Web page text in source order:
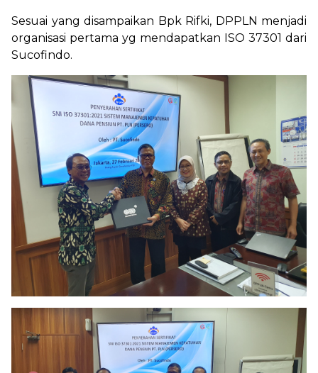
Sesuai yang disampaikan Bpk Rifki, DPPLN menjadi
organisasi pertama yg mendapatkan ISO 37301 dari
Sucofindo.